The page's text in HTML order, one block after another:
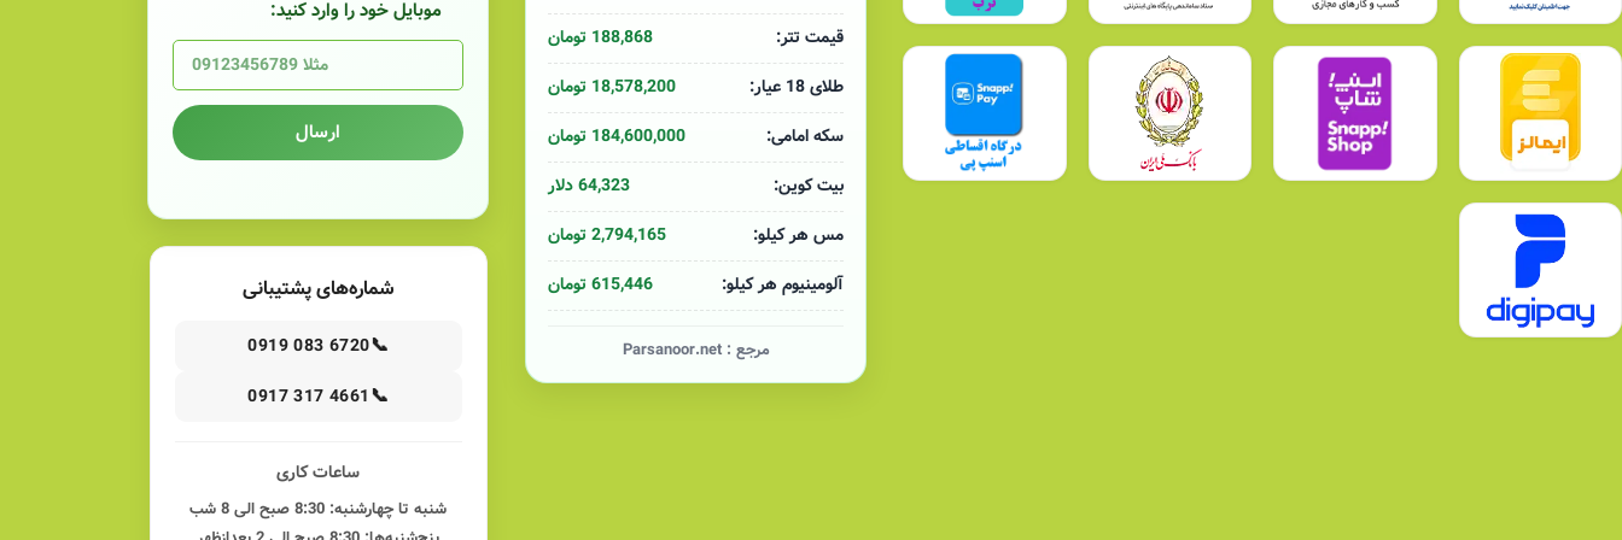
قیمت تتر:
188,868 تومان
طلای 18 عیار:
18,578,200 تومان
سکه امامی:
184,600,000 تومان
بیت کوین:
64,323 دلار
مس هر کیلو:
2,794,165 تومان
آلومینیوم هر کیلو:
615,446 تومان
مرجع :Parsanoor.net
موبایل خود را وارد کنید:
ارسال
شماره‌های پشتیبانی
📞
0919 083 6720
📞
0917 317 4661
ساعات کاری
شنبه تا چهارشنبه: 8:30 صبح الی 8 شب